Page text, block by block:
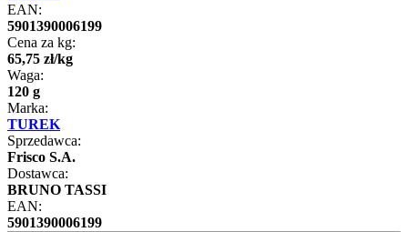
EAN:
5901390006199
Cena za kg:
65,75 zł/kg
Waga:
120 g
Marka:
TUREK
Sprzedawca:
Frisco S.A.
Dostawca:
BRUNO TASSI
EAN:
5901390006199